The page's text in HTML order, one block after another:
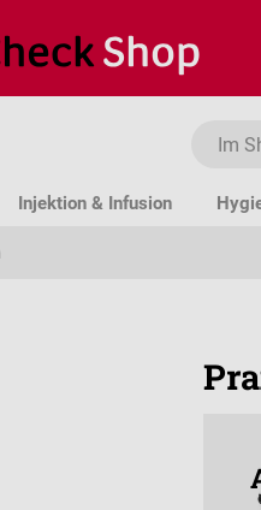
Injektion & Infusion